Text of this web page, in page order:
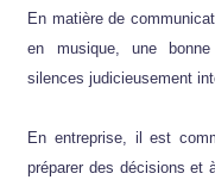
En matière de
en musique, une
silences judicieusement
En entreprise, il est
préparer des décisions et